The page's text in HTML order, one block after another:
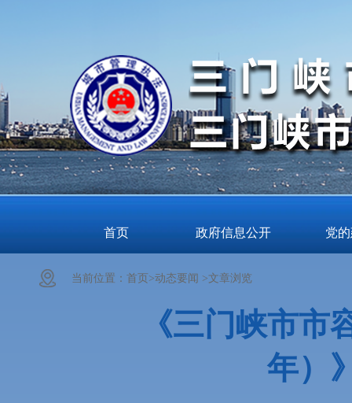
首页 政府信息公开 党
当前位置： 首页>动态要闻 >文章浏览
《三门峡市
年）